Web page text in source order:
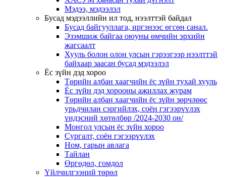
Мэдээ, мэдээлэл
Бусад мэдээллийн ил тод, нээлттэй байдал
Бусад байгууллага, иргэнээс өгсөн санал.
Эзэмшиж байгаа оюуны өмчийн эрхийн
жагсаалт
Хууль болон олон улсын гэрээгээр нээлттэй
байхаар заасан бусад мэдээлэл
Ёс зүйн дэд хороо
Төрийн албан хаагчийн ёс зүйн тухай хууль
Ёс зүйн дэд хорооны ажиллах журам
Төрийн албан хаагчийн ёс зүйн зөрчлөөс
урьдчилан сэргийлэх, соён гэгээрүүлэх
үндэсний хөтөлбөр /2024-2030 он/
Монгол улсын ёс зүйн хороо
Cургалт, cоён гэгээрүүлэх
Ном, гарын авлага
Тайлан
Өргөдөл, гомдол
Үйлчилгээний төрөл